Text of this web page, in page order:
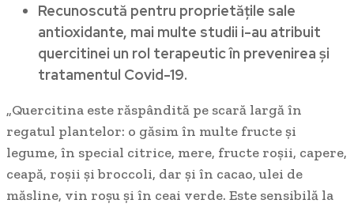
Recunoscută pentru proprietăţile sale
antioxidante, mai multe studii i-au atribuit
quercitinei un rol terapeutic în prevenirea şi
tratamentul Covid-19.
„Quercitina este răspândită pe scară largă în
regatul plantelor: o găsim în multe fructe şi
legume, în special citrice, mere, fructe roşii, capere,
ceapă, roşii şi broccoli, dar şi în cacao, ulei de
măsline, vin roşu şi în ceai verde. Este sensibilă la